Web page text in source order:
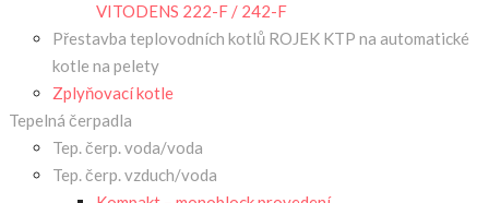
VITODENS 222-F / 242-F
Přestavba teplovodních kotlů ROJEK KTP na automatické
kotle na pelety
Zplyňovací kotle
Tepelná čerpadla
Tep. čerp. voda/voda
Tep. čerp. vzduch/voda